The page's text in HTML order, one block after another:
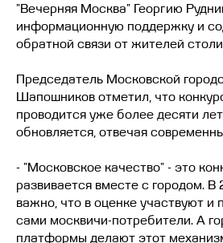
"Вечерняя Москва" Георгию
информационную поддержку и
обратной связи от жителей
Председатель Московской
Шапошников отметил, что
проводится уже более десяти
обновляется, отвечая
- "Московское качество" - это
развивается вместе с городом.
важно, что в оценке участвуют и
сами москвичи-потребители. А
платформы делают этот